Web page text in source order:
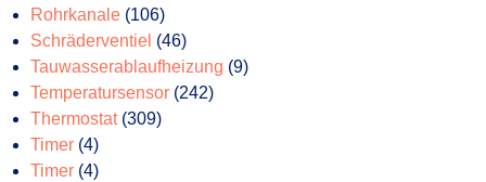
Produkte
Rohrkanale 106106
Produkte
Schräderventiel 4646
Produkte
Tauwasserablaufheizung 99
Temperatursensor 242242
Thermostat 309309
Timer 44
Produkte
Timer 44